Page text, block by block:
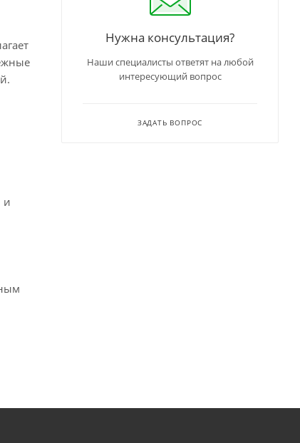
и
Нужна консультация?
Наши специалисты ответят на любой
интересующий вопрос
ЗАДАТЬ ВОПРОС